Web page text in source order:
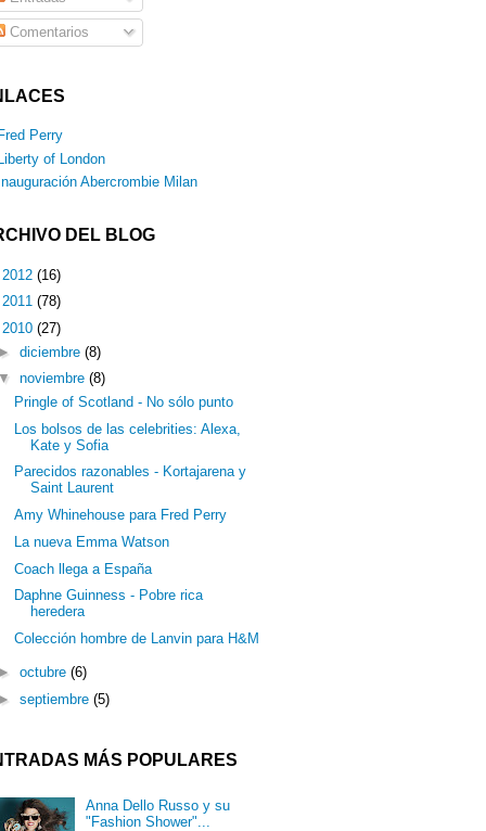
Comentarios
Perry
of London
Abercrombie Milan
DEL BLOG
2012 (16)
2011 (78)
2010 (27)
diciembre (8)
noviembre (8)
Pringle of Scotland - No sólo punto
Los bolsos de las celebrities: Alexa,
Kate y Sofia
Parecidos razonables - Kortajarena y
Saint Laurent
Amy Whinehouse para Fred Perry
La nueva Emma Watson
Coach llega a España
Daphne Guinness - Pobre rica
heredera
Colección hombre de Lanvin para H&M
octubre (6)
septiembre (5)
MÁS POPULARES
Anna Dello Russo y su
"Fashion Shower"...